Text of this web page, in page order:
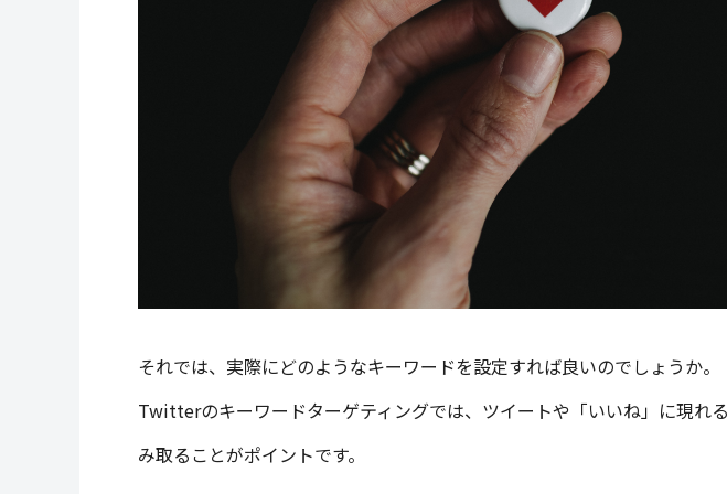
それでは、実際にどのようなキーワードを設定すれば良いのでしょうか。
Twitterのキーワードターゲティングでは、ツイートや「いいね」に現れ
み取ることがポイントです。